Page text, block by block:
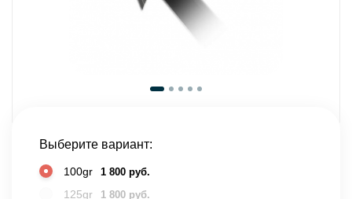
Выберите вариант:
100gr 1 800 руб.
125gr 1 800 руб.